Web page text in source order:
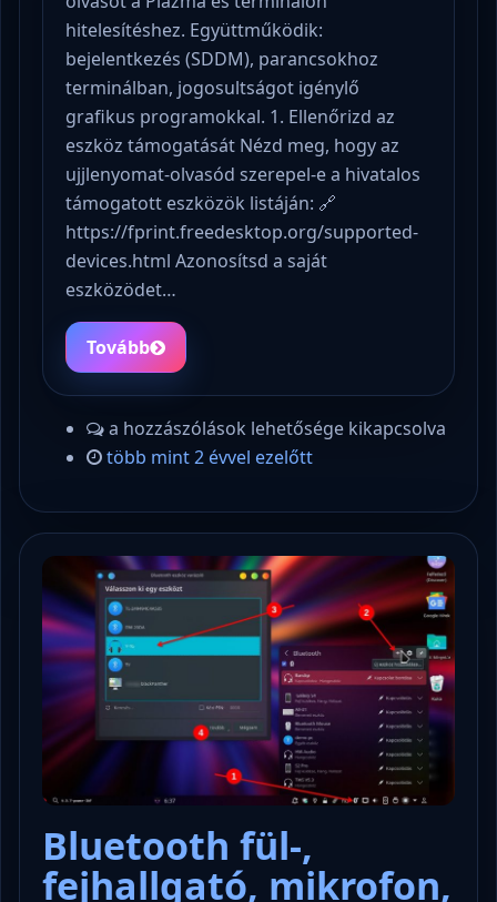
hitelesítéshez. Együttműködik:
bejelentkezés (SDDM), parancsokhoz
terminálban, jogosultságot igénylő
grafikus programokkal. 1. Ellenőrizd az
eszköz támogatását Nézd meg, hogy az
ujjlenyomat-olvasód szerepel-e a hivatalos
támogatott eszközök listáján: 🔗
https://fprint.freedesktop.org/supported-
devices.html Azonosítsd a saját
eszközödet…
Tovább
a hozzászólások lehetősége kikapcsolva
több mint 2 évvel ezelőtt
Bluetooth fül-,
fejhallgató, mikrofon,